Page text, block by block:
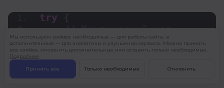
try
// Критический код
}
catch (Exception $e)
{
error_log("Ошибка: " .
$e-> getMessage());
}
Мы используем cookies: необходимые — для работы сайта, а
дополнительные — для аналитики и улучшения сервиса. Можно принять
все cookies, отклонить дополнительные или оставить только необходимые.
Подробнее
Принять все Только необходимые Отклонить